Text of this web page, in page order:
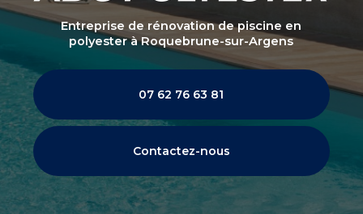
Entreprise de rénovation de piscine en
polyesterà Roquebrune-sur-Argens
07 62 76 63 81
Contactez-nous